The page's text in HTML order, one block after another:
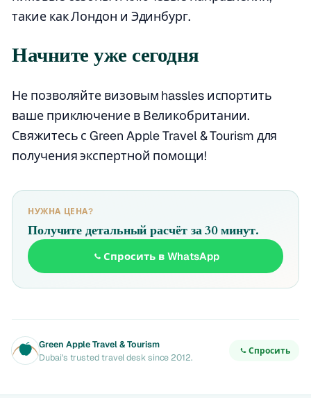
такие как Лондон и Эдинбург.
Начните уже сегодня
Не позволяйте визовым hassles испортить
ваше приключение в Великобритании.
Свяжитесь с Green Apple Travel & Tourism для
получения экспертной помощи!
НУЖНА ЦЕНА?
Получите детальный расчёт за 30 минут.
Спросить в WhatsApp
Green Apple Travel & Tourism
Dubai's trusted travel desk since 2012.
Спросить